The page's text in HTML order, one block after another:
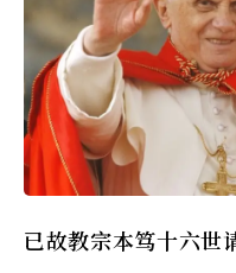
已故教宗本笃十六世